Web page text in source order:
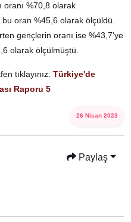
%70,8 olarak
oran %45,6 olarak ölçüldü.
gençlerin oranı ise %43,7'ye
olarak ölçülmüştü.
tıklayınız: Türkiye'de
Raporu 5
26 Nisan 2023
Paylaş